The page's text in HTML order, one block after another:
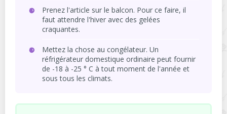
Prenez l'article sur le balcon. Pour ce faire, il
faut attendre l'hiver avec des gelées
craquantes.
Mettez la chose au congélateur. Un
réfrigérateur domestique ordinaire peut fournir
de -18 à -25 ° C à tout moment de l'année et
sous tous les climats.